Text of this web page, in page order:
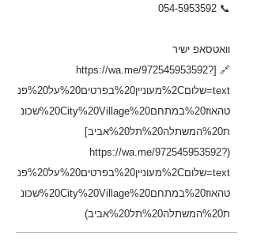
📞
054-5953592
וואטסאפ ישיר
🔗 [
https://wa.me/972545953592?
text=
שלום%2Cמעוניין%20בפרטים%20על%20פנ
טהאוז%20במתחם%20City%20Village%20שכונ
ת%20המשתלה%20תל%20אביב]
(
https://wa.me/972545953592?
text=
שלום%2Cמעוניין%20בפרטים%20על%20פנ
טהאוז%20במתחם%20City%20Village%20שכונ
ת%20המשתלה%20תל%20אביב)